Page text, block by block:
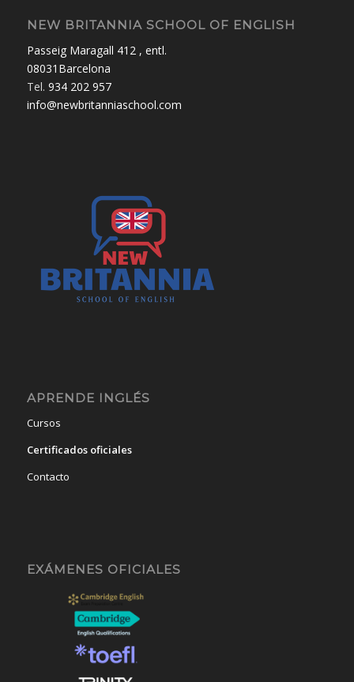
NEW BRITANNIA SCHOOL OF ENGLISH
Passeig Maragall 412 , entl.
08031Barcelona
Tel. 934 202 957
info@newbritanniaschool.com
APRENDE INGLÉS
Cursos
Certificados oficiales
Contacto
EXÁMENES OFICIALES